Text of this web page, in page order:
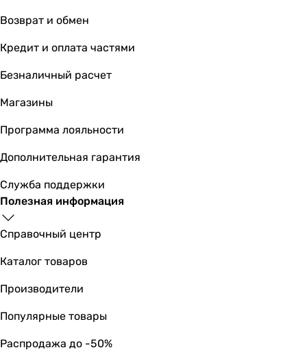
Blauberg Quatro
Maico AWB
Вентс Квайт-Майлд
Диаметр
150 мм
150 мм
150 мм
150 мм
150 мм
150 мм
Глубина патрубка
89 мм
112 мм
119 мм
Возврат и обмен
Кредит и оплата частями
Безналичный расчет
Магазины
Программа лояльности
Дополнительная гарантия
Служба поддержки
Полезная информация
Справочный центр
Каталог товаров
Производители
Популярные товары
Распродажа до -50%